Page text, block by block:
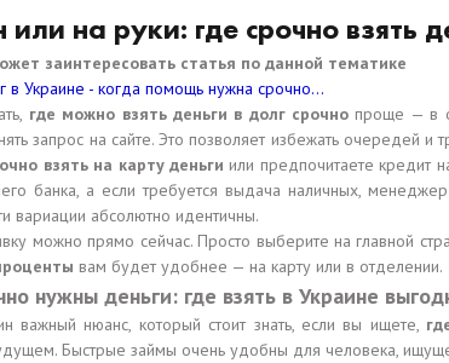
на руки: где срочно взять
заинтересовать статья по данной тематике
в Украине - когда помощь нужна срочно…
где можно взять деньги в долг срочно проще — в
запрос на сайте. Это позволяет избежать
взять на карту деньги или предпочитаете кредит
банка, а если требуется выдача наличных,
вариации абсолютно идентичны.
можно прямо сейчас. Просто выберите на главной
вам будет удобнее — на карту или в отделении.
нужны деньги: где взять в Украине
важный нюанс, который стоит знать, если вы ищете,
Быстрые займы очень удобны для человека,